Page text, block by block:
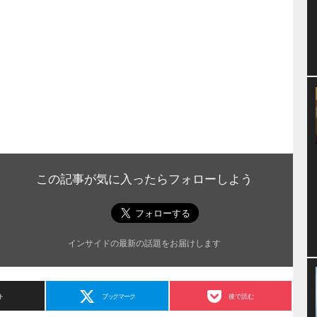
この記事が気に入ったらフォローしよう
インサイドの最新の話題をお届けします
ブックマーク 後で読む